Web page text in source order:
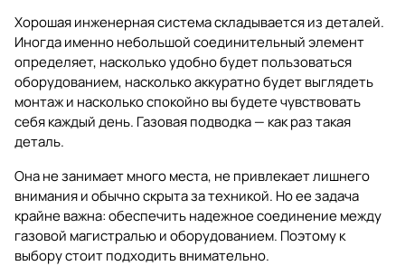
Хорошая инженерная система складывается из деталей.
Иногда именно небольшой соединительный элемент
определяет, насколько удобно будет пользоваться
оборудованием, насколько аккуратно будет выглядеть
монтаж и насколько спокойно вы будете чувствовать
себя каждый день. Газовая подводка — как раз такая
деталь.
Она не занимает много места, не привлекает лишнего
внимания и обычно скрыта за техникой. Но ее задача
крайне важна: обеспечить надежное соединение между
газовой магистралью и оборудованием. Поэтому к
выбору стоит подходить внимательно.